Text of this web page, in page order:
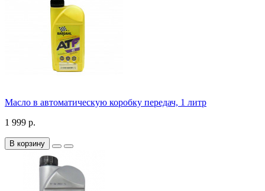
Масло в автоматическую коробку передач, 1 литр
1 999 р.
В корзину